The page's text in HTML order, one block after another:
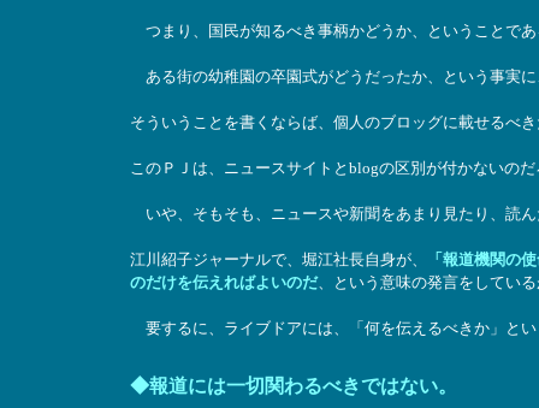
つまり、国民が知るべき事柄かどうか、ということであ
ある街の幼稚園の卒園式がどうだったか、という事実
そういうことを書くならば、個人のブロッグに載せるべ
このＰＪは、ニュースサイトとblogの区別が付かないのだ
いや、そもそも、ニュースや新聞をあまり見たり、読
江川紹子ジャーナルで、堀江社長自身が、
「報道機関の
のだけを伝えればよいのだ、という意味の発言をしてい
要するに、ライブドアには、「何を伝えるべきか」と
◆報道には一切関わるべきではない。